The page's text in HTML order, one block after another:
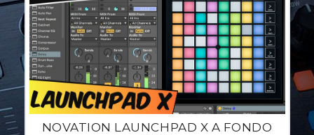
NOVATION LAUNCHPAD X A FONDO